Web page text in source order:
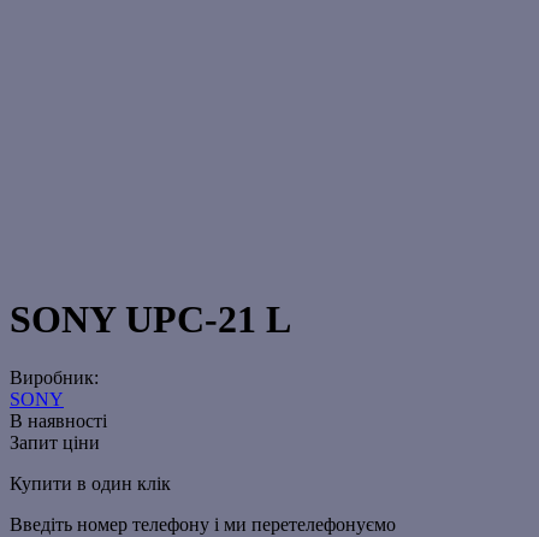
SONY UPC-21 L
Виробник:
SONY
В наявності
Запит ціни
Купити в один клік
Введіть номер телефону і ми перетелефонуємо